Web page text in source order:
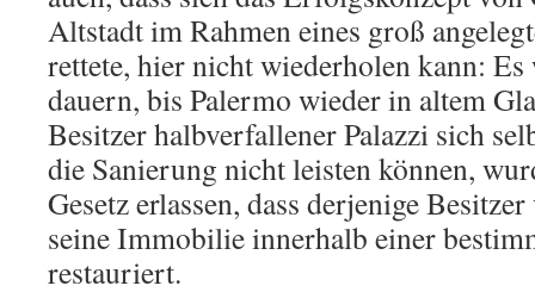
Altstadt im Rahmen eines groß
rettete, hier nicht wiederholen kann:
dauern, bis Palermo wieder in altem
Besitzer halbverfallener Palazzi sich
die Sanierung nicht leisten können,
Gesetz erlassen, dass derjenige
seine Immobilie innerhalb einer
restauriert.